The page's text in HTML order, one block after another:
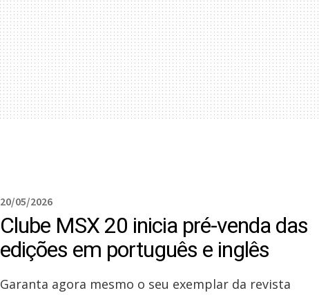
20/05/2026
Clube MSX 20 inicia pré-venda das
edições em português e inglês
Garanta agora mesmo o seu exemplar da revista